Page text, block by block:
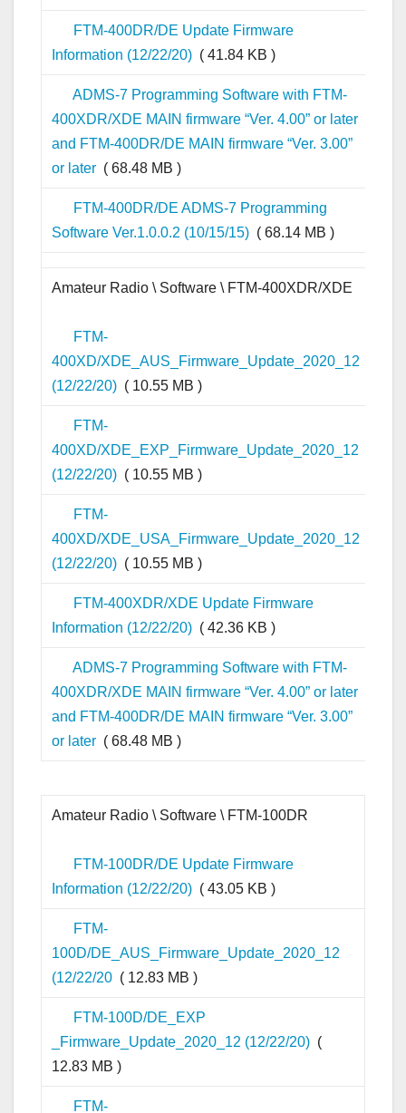
FTM-400DR/DE Update Firmware
Information (12/22/20) ( 41.84 KB )
ADMS-7 Programming Software with FTM-
400XDR/XDE MAIN firmware “Ver. 4.00” or later
and FTM-400DR/DE MAIN firmware “Ver. 3.00”
or later ( 68.48 MB )
FTM-400DR/DE ADMS-7 Programming
Software Ver.1.0.0.2 (10/15/15) ( 68.14 MB )
Amateur Radio \ Software \ FTM-400XDR/XDE
FTM-
400XD/XDE_AUS_Firmware_Update_2020_12
(12/22/20) ( 10.55 MB )
FTM-
400XD/XDE_EXP_Firmware_Update_2020_12
(12/22/20) ( 10.55 MB )
FTM-
400XD/XDE_USA_Firmware_Update_2020_12
(12/22/20) ( 10.55 MB )
FTM-400XDR/XDE Update Firmware
Information (12/22/20) ( 42.36 KB )
ADMS-7 Programming Software with FTM-
400XDR/XDE MAIN firmware “Ver. 4.00” or later
and FTM-400DR/DE MAIN firmware “Ver. 3.00”
or later ( 68.48 MB )
Amateur Radio \ Software \ FTM-100DR
FTM-100DR/DE Update Firmware
Information (12/22/20) ( 43.05 KB )
FTM-
100D/DE_AUS_Firmware_Update_2020_12
(12/22/20 ( 12.83 MB )
FTM-100D/DE_EXP
_Firmware_Update_2020_12 (12/22/20) (
12.83 MB )
FTM-